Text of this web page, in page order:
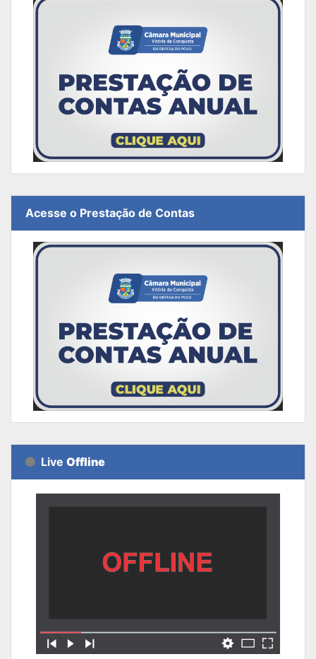
Acesse o Prestação de Contas
Live Offline